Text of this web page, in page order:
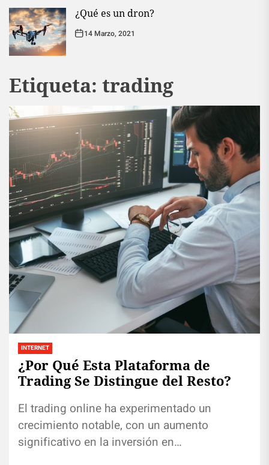
¿Qué es un dron?
14 Marzo, 2021
Etiqueta: trading
INTERNET
¿Por Qué Esta Plataforma de
Trading Se Distingue del Resto?
El trading online ha experimentado un
crecimiento notable, con un aumento
significativo en la inversión en